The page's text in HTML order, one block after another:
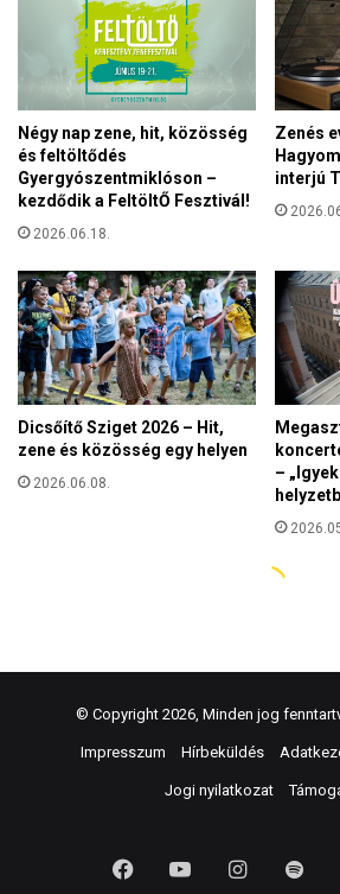
© Copyright 2026, Minden jog
Impresszum Hírbeküldés
Jogi nyilatkozat
FacebookYouTube